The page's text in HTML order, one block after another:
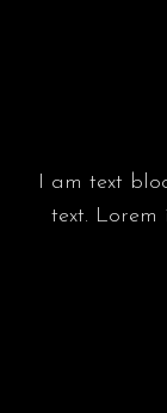
I am text
text. Lorem